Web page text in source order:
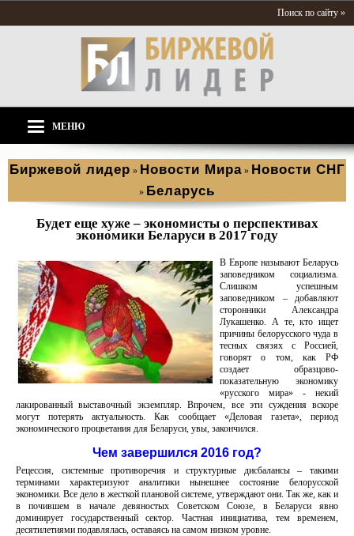
Поиск по сайту »
МЕНЮ
Биржевой лидер » Новости Мира » Новости СНГ
» Беларусь
Будет еще хуже – экономисты о перспективах
экономики Беларуси в 2017 году
В Европе называют Беларусь
заповедником социализма.
Слишком успешным
заповедником – добавляют
сторонники Александра
Лукашенко. А те, кто ищет
причины белорусского чуда в
тесных связях с Россией,
говорят о том, как РФ
создает образцово-
показательную экономику
«русского мира» - некий
лакированный выставочный экземпляр. Впрочем, все эти суждения вскоре
могут потерять актуальность. Как сообщает «Деловая газета», период
экономического процветания для Беларуси, увы, закончился.
Чем завершился 2016 год?
Рецессия, системные противоречия и структурные дисбалансы – такими
терминами характеризуют аналитики нынешнее состояние белорусской
экономики. Все дело в жесткой плановой системе, утверждают они. Так же, как и
в почившем в начале девяностых Советском Союзе, в Беларуси явно
доминирует государственный сектор. Частная инициатива, тем временем,
десятилетиями подавлялась, оставаясь на самом низком уровне.